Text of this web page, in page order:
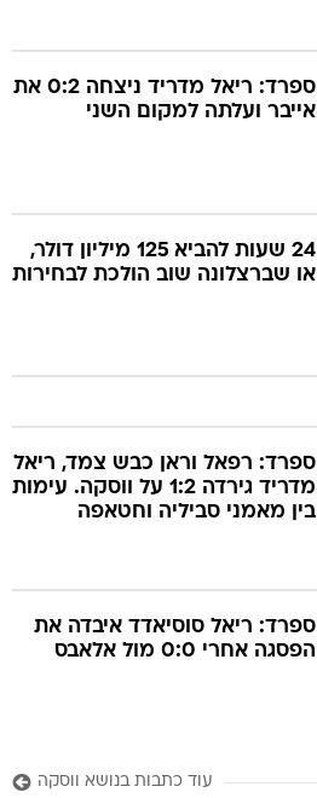
ספרד: ריאל מדריד ניצחה 0:2 את
אייבר ועלתה למקום השני
24 שעות להביא 125 מיליון דולר,
או שברצלונה שוב הולכת לבחירות
ספרד: רפאל וראן כבש צמד, ריאל
מדריד גירדה 1:2 על ווסקה. עימות
בין מאמני סביליה וחטאפה
ספרד: ריאל סוסיאדד איבדה את
הפסגה אחרי 0:0 מול אלאבס
עוד כתבות בנושא ווסקה